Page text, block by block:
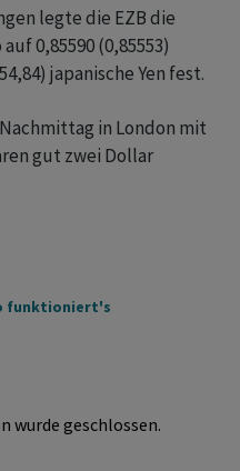
legte die EZB die
0,85590 (0,85553)
japanische Yen fest.
in London mit
gut zwei Dollar
funktioniert's
wurde geschlossen.